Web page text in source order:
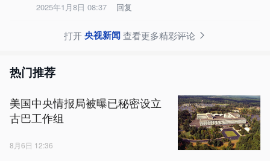
2025年1月8日 08:37 回复
打开央视新闻查看更多精彩评论
热门推荐
美国中央情报局被曝已秘密设立
古巴工作组
8月6日 12:36